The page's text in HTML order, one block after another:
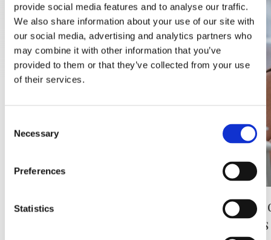
provide social media features and to analyse our traffic.
We also share information about your use of our site with
our social media, advertising and analytics partners who
may combine it with other information that you’ve
provided to them or that they’ve collected from your use
of their services.
Selection
Necessary
Preferences
Statistics
Récréation matinale –
Atelier
Adultes